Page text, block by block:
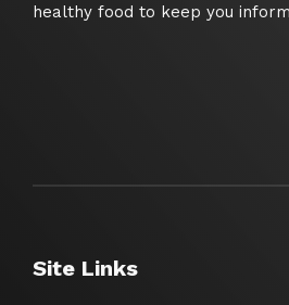
healthy food to keep you
Site Links